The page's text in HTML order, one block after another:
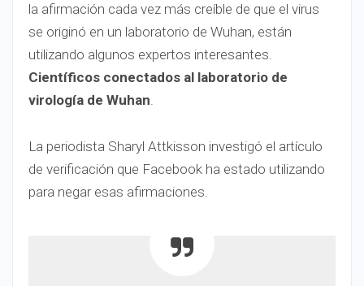
la afirmación cada vez más creíble de que el virus
se originó en un laboratorio de Wuhan, están
utilizando algunos expertos interesantes.
Científicos conectados al laboratorio de
virología de Wuhan.
La periodista Sharyl Attkisson investigó el artículo
de verificación que Facebook ha estado utilizando
para negar esas afirmaciones.